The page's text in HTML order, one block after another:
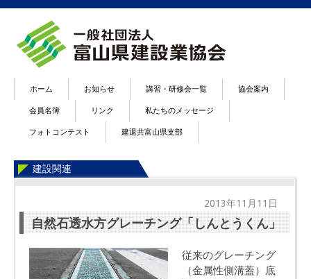
ホーム お知らせ 講習・研修会一覧 協会案内
会員名簿 リンク 私たちのメッセージ
フォトコンテスト 建退共富山県支部
建設関連
2013年11月11日
自然石透水方グレーチング「しんとうくん」
従来のグレーチング
（金属性側溝蓋）底